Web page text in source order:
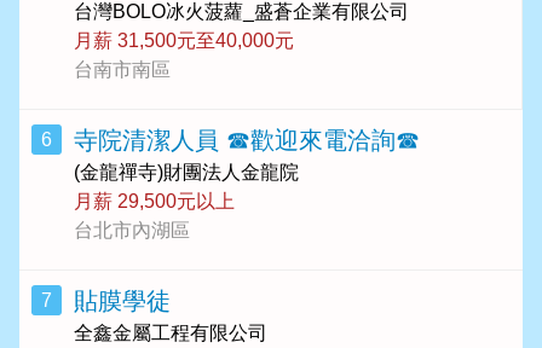
台灣BOLO冰火菠蘿_盛蒼企業有限公司
月薪 31,500元至40,000元
台南市南區
6 寺院清潔人員 ☎️歡迎來電洽詢☎️
(金龍禪寺)財團法人金龍院
月薪 29,500元以上
台北市內湖區
7 貼膜學徒
全鑫金屬工程有限公司